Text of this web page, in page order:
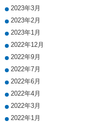
2023年3月
2023年2月
2023年1月
2022年12月
2022年9月
2022年7月
2022年6月
2022年4月
2022年3月
2022年1月